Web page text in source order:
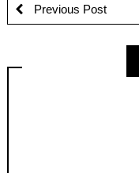
Previous Post